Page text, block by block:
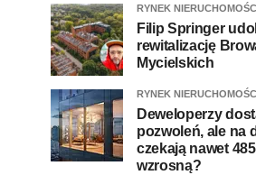
RYNEK
Filip Springer
rewitalizację
Mycielskich
RYNEK
Deweloperzy
pozwoleń, ale na
czekają nawet
wzrosną?